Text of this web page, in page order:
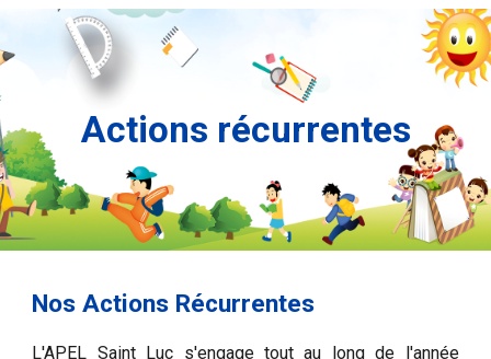
Actions récurrentes
Nos Actions Récurrentes
L'APEL Saint Luc s'engage tout au long de l'année